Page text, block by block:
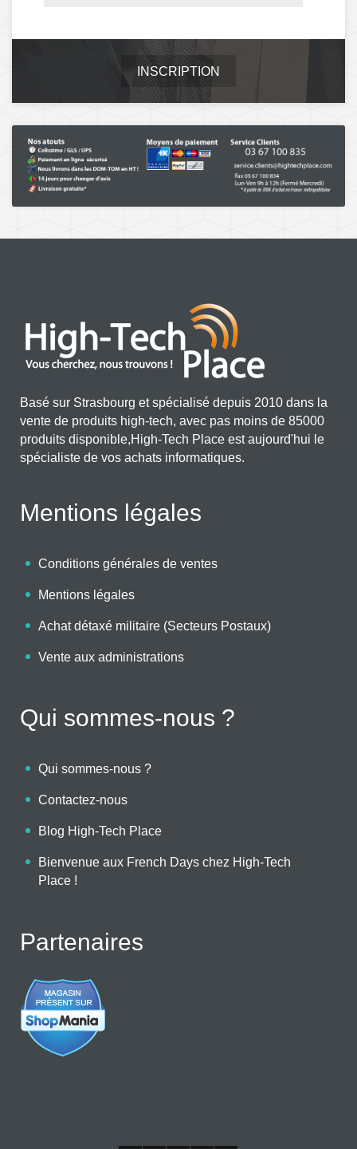
INSCRIPTION
Basé sur Strasbourg et spécialisé depuis 2010 dans la
vente de produits high-tech, avec pas moins de 85000
produits disponible,High-Tech Place est aujourd'hui le
spécialiste de vos achats informatiques.
Mentions légales
Conditions générales de ventes
Mentions légales
Achat détaxé militaire (Secteurs Postaux)
Vente aux administrations
Qui sommes-nous ?
Qui sommes-nous ?
Contactez-nous
Blog High-Tech Place
Bienvenue aux French Days chez High-Tech
Place !
Partenaires